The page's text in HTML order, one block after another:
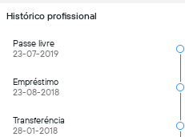
Histórico profissional
Passe livre
23-07-2019
Empréstimo
23-08-2018
Transferéncia
28-01-2018